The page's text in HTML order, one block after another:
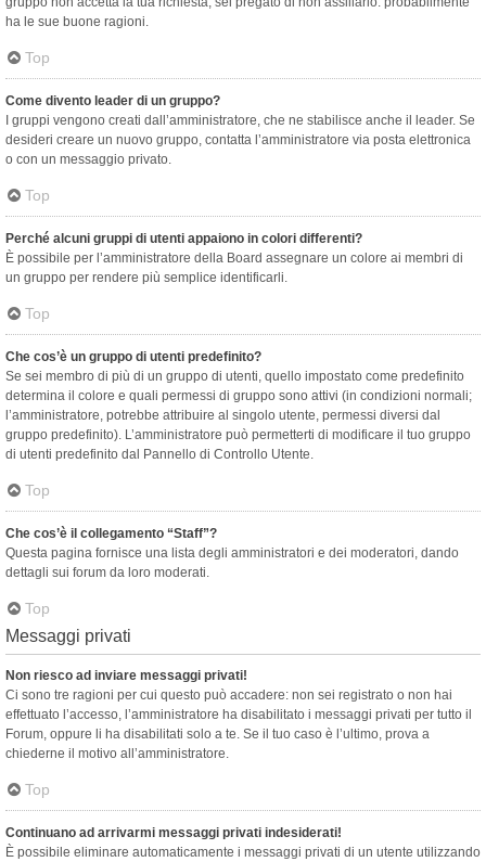
ha le sue buone ragioni.
Top
Come divento leader di un gruppo?
I gruppi vengono creati dall’amministratore, che ne stabilisce anche il leader. Se
desideri creare un nuovo gruppo, contatta l’amministratore via posta elettronica
o con un messaggio privato.
Top
Perché alcuni gruppi di utenti appaiono in colori differenti?
È possibile per l’amministratore della Board assegnare un colore ai membri di
un gruppo per rendere più semplice identificarli.
Top
Che cos’è un gruppo di utenti predefinito?
Se sei membro di più di un gruppo di utenti, quello impostato come predefinito
determina il colore e quali permessi di gruppo sono attivi (in condizioni normali;
l’amministratore, potrebbe attribuire al singolo utente, permessi diversi dal
gruppo predefinito). L’amministratore può permetterti di modificare il tuo gruppo
di utenti predefinito dal Pannello di Controllo Utente.
Top
Che cos’è il collegamento “Staff”?
Questa pagina fornisce una lista degli amministratori e dei moderatori, dando
dettagli sui forum da loro moderati.
Top
Messaggi privati
Non riesco ad inviare messaggi privati!
Ci sono tre ragioni per cui questo può accadere: non sei registrato o non hai
effettuato l’accesso, l’amministratore ha disabilitato i messaggi privati per tutto il
Forum, oppure li ha disabilitati solo a te. Se il tuo caso è l’ultimo, prova a
chiederne il motivo all’amministratore.
Top
Continuano ad arrivarmi messaggi privati indesiderati!
È possibile eliminare automaticamente i messaggi privati ​​di un utente utilizzando